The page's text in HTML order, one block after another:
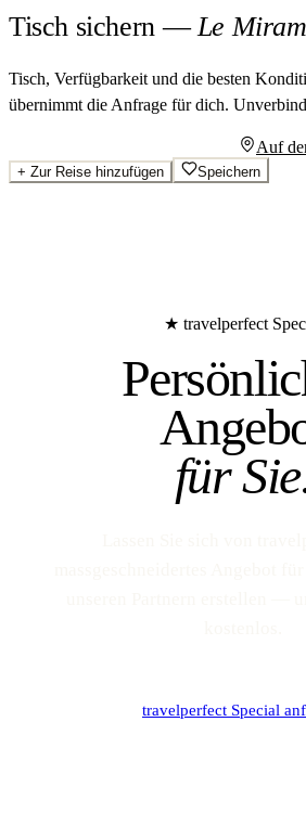
Tisch sichern—Le
Tisch, Verfügbarkeit und die besten
übernimmt die Anfrage für dich.
Auf
+ Zur Reise hinzufügen Speichern
★ travelperfect
für
travelperfect Special